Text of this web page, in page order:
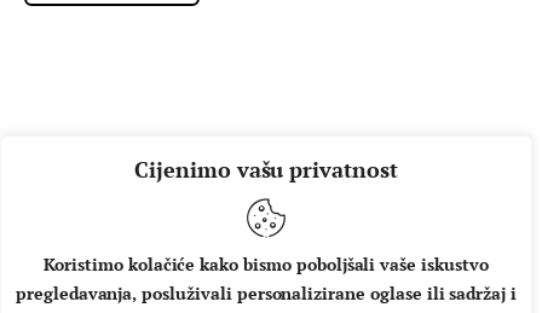
Cijenimo vašu privatnost
Koristimo kolačiće kako bismo poboljšali vaše iskustvo
pregledavanja, posluživali personalizirane oglase ili sadržaj i
O NAMA IMPRESSUM UVJETI KORIŠTENJA